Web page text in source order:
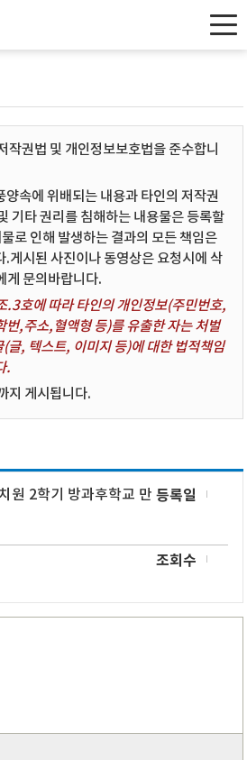
작권법 및 개인정보보호법을 준수합니
양속에 위배되는 내용과 타인의 저작권
기타 권리를 침해하는 내용물은 등록할
로 인해 발생하는 결과의 모든 책임은
.게시된 사진이나 동영상은 요청시에 삭
게 문의바랍니다.
.3호에 따라 타인의 개인정보(주민번호,
,주소,혈액형 등)를 유출한 자는 처벌
(글, 텍스트, 이미지 등)에 대한 법적책임
.
지 게시됩니다.
원 2학기 방과후학교 만 등록일
조회수